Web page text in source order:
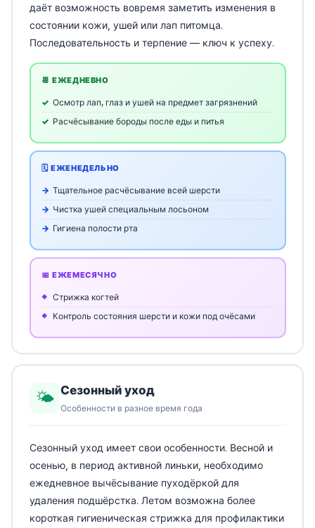
даёт возможность вовремя заметить изменения в
состоянии кожи, ушей или лап питомца.
Последовательность и терпение — ключ к успеху.
📆 ЕЖЕДНЕВНО
Осмотр лап, глаз и ушей на предмет загрязнений
Расчёсывание бороды после еды и питья
🗓️ ЕЖЕНЕДЕЛЬНО
Тщательное расчёсывание всей шерсти
Чистка ушей специальным лосьоном
Гигиена полости рта
📅 ЕЖЕМЕСЯЧНО
Стрижка когтей
Контроль состояния шерсти и кожи под очёсами
🌤️ Сезонный уход
Особенности в разное время года
Сезонный уход имеет свои особенности. Весной и
осенью, в период активной линьки, необходимо
ежедневное вычёсывание пуходёркой для
удаления подшёрстка. Летом возможна более
короткая гигиеническая стрижка для профилактики